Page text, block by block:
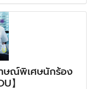
าษณ์พิเศษนักร้อง
】